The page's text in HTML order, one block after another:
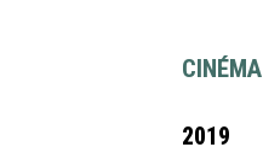
CINÉMA
2019